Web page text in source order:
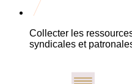
Collecter les
syndicales et